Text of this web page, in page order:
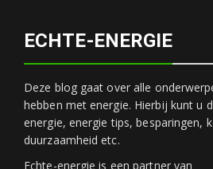
ECHTE-ENERGIE
Deze blog gaat over alle
hebben met energie. Hierbij kunt u
energie, energie tips, besparingen,
duurzaamheid etc.
Echte-energie is een partner van